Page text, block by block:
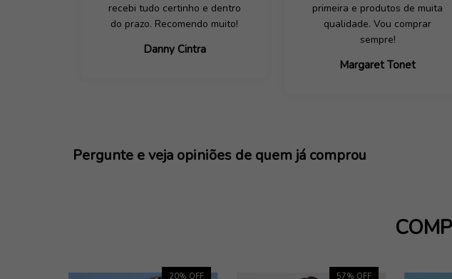
recebi tudo certinho e dentro
do prazo. Recomendo muito!
Danny Cintra
primeira e produtos de muita
qualidade. Vou comprar
sempre!
Margaret Tonet
Pergunte e veja opiniões de quem já comprou
20% OFF 57% OFF